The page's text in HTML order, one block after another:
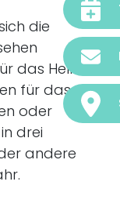
die
das Hell-
für das
oder
drei
andere